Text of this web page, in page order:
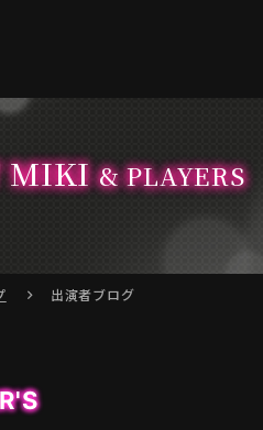
出演者ブログ
MIKI& PLAYERS